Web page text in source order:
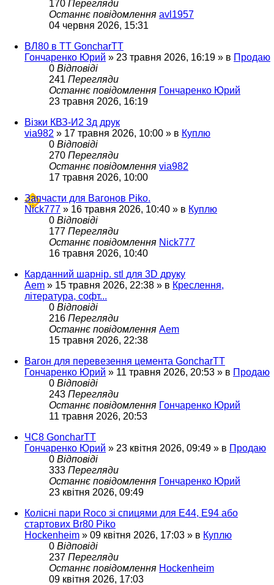
170 Перегляди
Останнє повідомлення avl1957
04 червня 2026, 15:31
ВЛ80 в ТТ GoncharTT
Гончаренко Юрий » 23 травня 2026, 16:19 » в Продаю
0 Відповіді
241 Перегляди
Останнє повідомлення Гончаренко Юрий
23 травня 2026, 16:19
Візки КВЗ-И2 3д друк
via982 » 17 травня 2026, 10:00 » в Куплю
0 Відповіді
270 Перегляди
Останнє повідомлення via982
17 травня 2026, 10:00
Запчасти для Вагонов Piko.
Nick777 » 16 травня 2026, 10:40 » в Куплю
0 Відповіді
177 Перегляди
Останнє повідомлення Nick777
16 травня 2026, 10:40
Карданний шарнір. stl для 3D друку
Aem » 15 травня 2026, 22:38 » в Креслення,
література, софт...
0 Відповіді
216 Перегляди
Останнє повідомлення Aem
15 травня 2026, 22:38
Вагон для перевезення цемента GoncharTT
Гончаренко Юрий » 11 травня 2026, 20:53 » в Продаю
0 Відповіді
243 Перегляди
Останнє повідомлення Гончаренко Юрий
11 травня 2026, 20:53
ЧС8 GoncharTT
Гончаренко Юрий » 23 квітня 2026, 09:49 » в Продаю
0 Відповіді
333 Перегляди
Останнє повідомлення Гончаренко Юрий
23 квітня 2026, 09:49
Колісні пари Roco зі спицями для E44, E94 або
стартових Br80 Piko
Hockenheim » 09 квітня 2026, 17:03 » в Куплю
0 Відповіді
237 Перегляди
Останнє повідомлення Hockenheim
09 квітня 2026, 17:03